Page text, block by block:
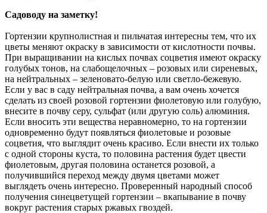
Садоводу на заметку!
Гортензии крупнолистная и пильчатая интересны тем, что их
цветы меняют окраску в зависимости от кислотности почвы.
При выращивании на кислых почвах соцветия имеют окраску
голубых тонов, на слабощелочных – розовых или сиреневых,
на нейтральных – зеленовато-белую или светло-бежевую.
Если у вас в саду нейтральная почва, а вам очень хочется
сделать из своей розовой гортензии фиолетовую или голубую,
внесите в почву серу, сульфат (или другую соль) алюминия.
Если вносить эти вещества неравномерно, то на гортензии
одновременно будут появляться фиолетовые и розовые
соцветия, что выглядит очень красиво. Если внести их только
с одной стороны куста, то половина растения будет цвести
фиолетовым, другая половина останется розовой, а
получившийся переход между двумя цветами может
выглядеть очень интересно. Проверенный народный способ
получения синецветущей гортензии – вкапывание в почву
вокруг растения старых ржавых гвоздей.